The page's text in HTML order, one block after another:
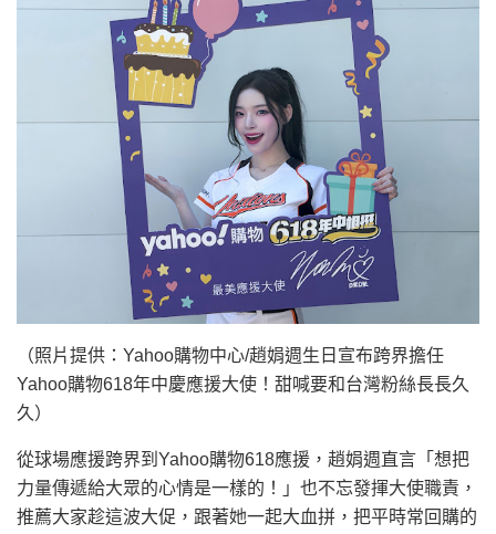
（照片提供：Yahoo購物中心/趙娟週生日宣布跨界擔任
Yahoo購物618年中慶應援大使！甜喊要和台灣粉絲長長久
久）
從球場應援跨界到Yahoo購物618應援，趙娟週直言「想把
力量傳遞給大眾的心情是一樣的！」也不忘發揮大使職責，
推薦大家趁這波大促，跟著她一起大血拼，把平時常回購的